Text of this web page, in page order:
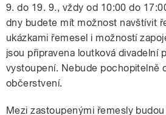
9. do 19. 9., vždy od 10:00 do
dny budete mít možnost navštívit
ukázkami řemesel i možností
jsou připravena loutková divadelní
vystoupení. Nebude pochopitelně
občerstvení.
Mezi zastoupenými řemesly